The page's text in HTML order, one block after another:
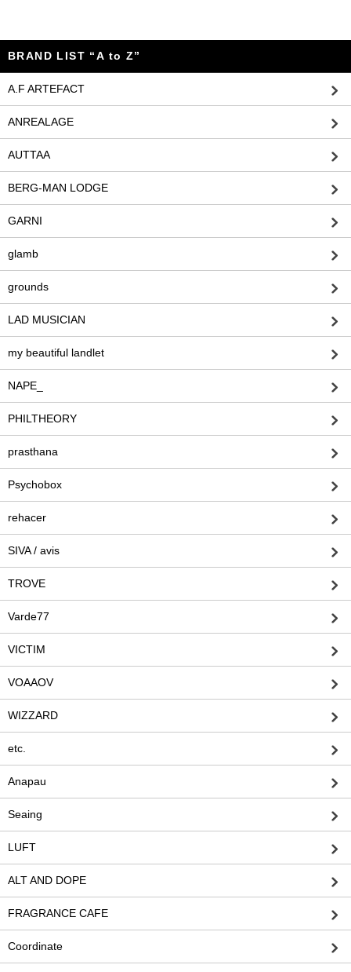
BRAND LIST “A to Z”
A.F ARTEFACT
ANREALAGE
AUTTAA
BERG-MAN LODGE
GARNI
glamb
grounds
LAD MUSICIAN
my beautiful landlet
NAPE_
PHILTHEORY
prasthana
Psychobox
rehacer
SIVA / avis
TROVE
Varde77
VICTIM
VOAAOV
WIZZARD
etc.
Anapau
Seaing
LUFT
ALT AND DOPE
FRAGRANCE CAFE
Coordinate